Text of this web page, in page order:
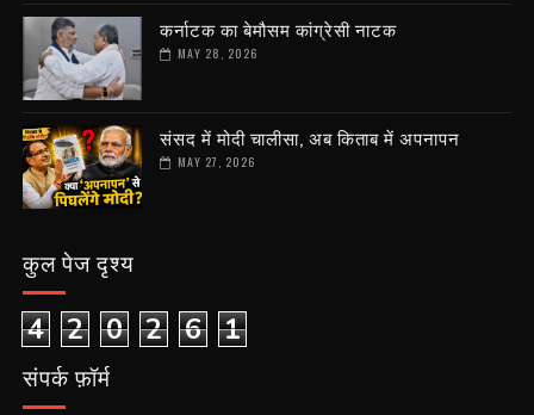
कर्नाटक का बेमौसम कांग्रेसी नाटक
MAY 28, 2026
संसद में मोदी चालीसा, अब किताब में अपनापन
MAY 27, 2026
कुल पेज दृश्य
4 2 0 2 6 1
संपर्क फ़ॉर्म